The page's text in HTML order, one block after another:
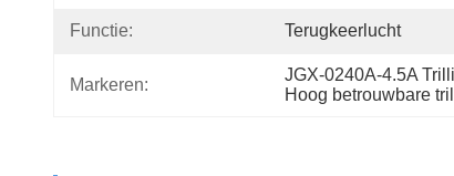
Functie: Terugkeerlucht
Markeren:
JGX-0240A-4.5A
Hoog betrouwbare